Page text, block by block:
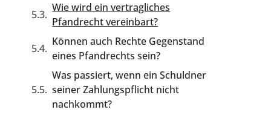
Wie wird ein vertragliches
Pfandrecht vereinbart?
Können auch Rechte Gegenstand
eines Pfandrechts sein?
Was passiert, wenn ein Schuldner
seiner Zahlungspflicht nicht
nachkommt?